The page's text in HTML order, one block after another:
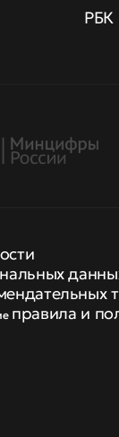
РБК
правила и